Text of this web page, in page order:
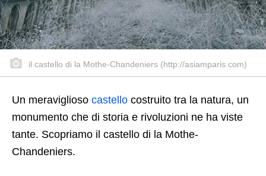
il castello di la Mothe-Chandeniers (http://asiamparis.com)
Un meraviglioso castello costruito tra la natura, un
monumento che di storia e rivoluzioni ne ha viste
tante. Scopriamo il castello di la Mothe-
Chandeniers.